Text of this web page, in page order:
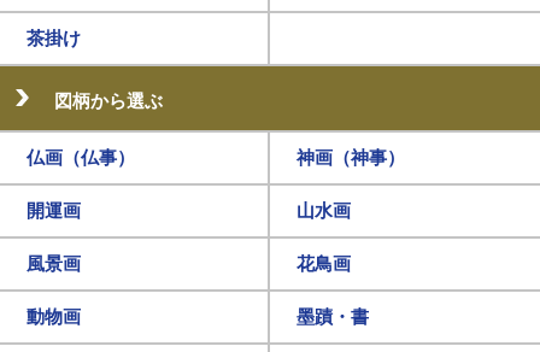
茶掛け
図柄から選ぶ
仏画（仏事） 神画（神事）
開運画 山水画
風景画 花鳥画
動物画 墨蹟・書